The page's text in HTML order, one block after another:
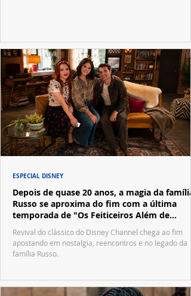
Depois de quase 20 anos, a magia da família
Russo se aproxima do fim com a última
temporada de "Os Feiticeiros Além de
Waverly Place"
Revival do clássico do Disney Channel chega ao fim
apostando em nostalgia, reencontros e no legado da
família Russo.
ESPECIAL DISNEY